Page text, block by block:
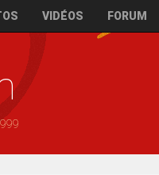
VIDÉOS FORUM